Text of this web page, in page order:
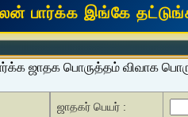
ஜாதக பொருத்தம் விவாக
ஜாதகர் பெயர் :